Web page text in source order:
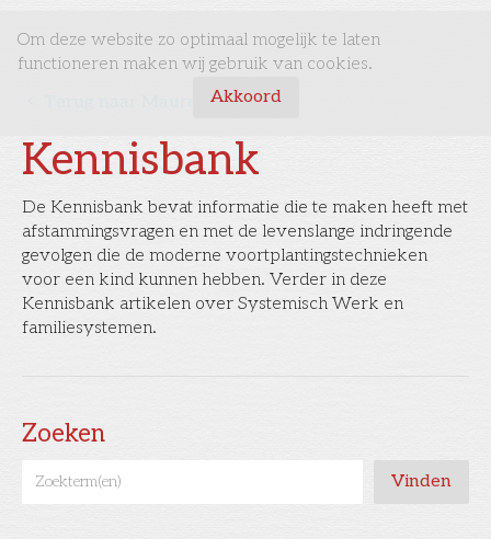
Om deze website zo optimaal mogelijk te laten
functioneren maken wij gebruik van cookies.
Akkoord
Kennisbank
De Kennisbank bevat informatie die te maken heeft met
afstammingsvragen en met de levenslange indringende
gevolgen die de moderne voortplantingstechnieken
voor een kind kunnen hebben. Verder in deze
Kennisbank artikelen over Systemisch Werk en
familiesystemen.
Zoeken
Terug naar Maureen Davis.nl